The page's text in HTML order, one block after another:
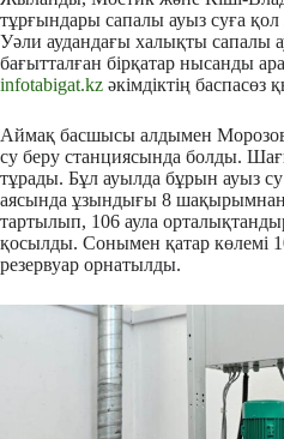
тұрғындары сапалы ауыз суға қол
Уәли аудандағы халықты сапалы
бағытталған бірқатар нысанды
infotabigat.kz әкімдіктің баспасөз
Аймақ басшысы алдымен
су беру станциясында болды.
тұрады. Бұл ауылда бұрын ауыз
аясында ұзындығы 8 шақырымнан
тартылып, 106 аула
қосылды. Сонымен қатар көлемі
резервуар орнатылды.